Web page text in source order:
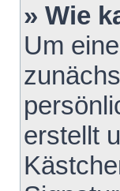
» Wie
Um
erstellt